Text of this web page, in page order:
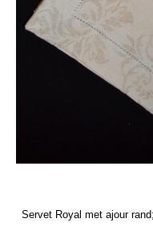
Servet Royal met ajour